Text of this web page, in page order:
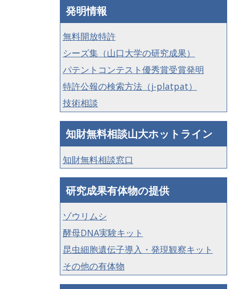
発明情報
無料開放特許
シーズ集（山口大学の研究成果）
パテントコンテスト優秀賞受賞発明
特許公報の検索方法（j-platpat）
技術相談
知財無料相談山大ホットライン
知財無料相談窓口
研究成果有体物の提供
ゾウリムシ
酵母DNA実験キット
昆虫細胞遺伝子導入・発現観察キット
その他の有体物